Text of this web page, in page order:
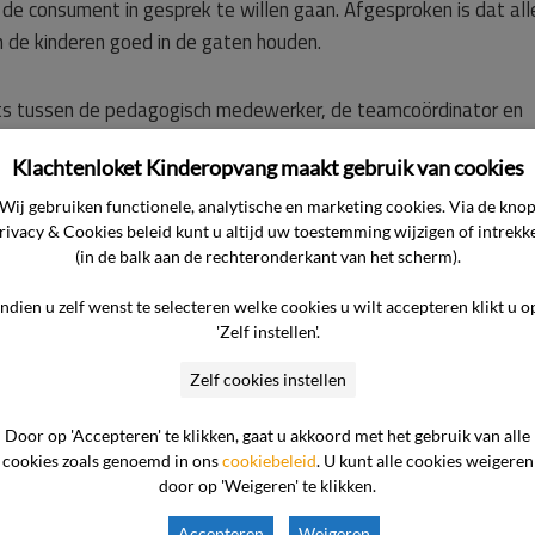
consument in gesprek te willen gaan. Afgesproken is dat
kinderen goed in de gaten houden.
de pedagogisch medewerker, de teamcoördinator en
aan dat het gesprek goed is verlopen, maar dat haar
extra alertheid heeft de ondernemer de betreffende
van de melding diverse acties ingezet:
heeft geleid tot het besluit om de twee BSO-groepen
om meer rust en veiligheid te creëren en daarnaast extra
en er zijn meerdere gesprekken gevoerd met de ouders
te vragen. Zij onderschreven de aanpak van de
om persoonlijk een gesprek. Er is hier geen gebruik van
Klachtenloket Kinderopvang maakt gebruik van cookies
Wij gebruiken functionele, analytische en marketing cookies. Via de knop
& Cookies beleid kunt u altijd uw toestemming wijzigen of
(in de balk aan de rechteronderkant van het scherm).
u zelf wenst te selecteren welke cookies u wilt accepteren klikt u
'Zelf instellen'.
Zelf cookies instellen
Door op 'Accepteren' te klikken, gaat u akkoord met het gebruik van alle
cookies zoals genoemd in onscookiebeleid. U kunt alle cookies weigeren
door op 'Weigeren' te klikken.